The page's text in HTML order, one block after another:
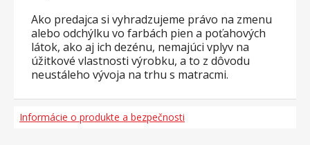
Ako predajca si vyhradzujeme právo na zmenu
alebo odchýlku vo farbách pien a poťahových
látok, ako aj ich dezénu, nemajúci vplyv na
úžitkové vlastnosti výrobku, a to z dôvodu
neustáleho vývoja na trhu s matracmi.
Informácie o produkte a bezpečnosti